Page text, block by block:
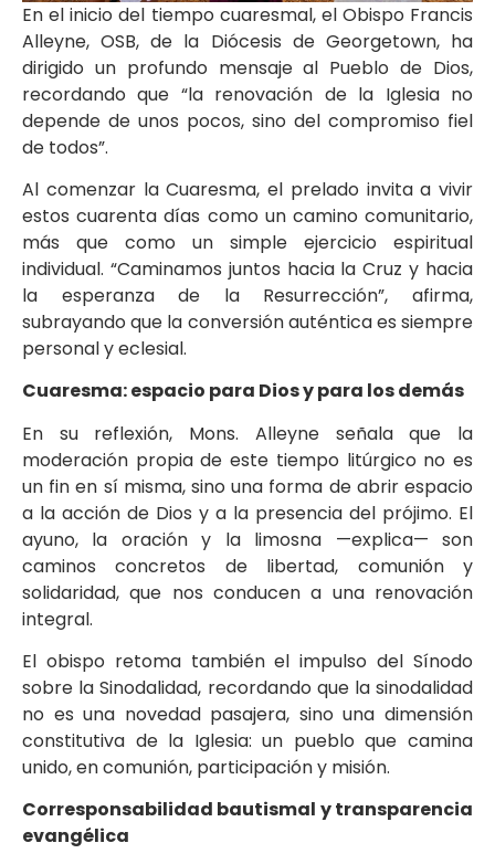
En el inicio del tiempo cuaresmal, el Obispo Francis
Alleyne, OSB, de la Diócesis de Georgetown, ha
dirigido un profundo mensaje al Pueblo de Dios,
recordando que “la renovación de la Iglesia no
depende de unos pocos, sino del compromiso fiel
de todos”.
Al comenzar la Cuaresma, el prelado invita a vivir
estos cuarenta días como un camino comunitario,
más que como un simple ejercicio espiritual
individual. “Caminamos juntos hacia la Cruz y hacia
la esperanza de la Resurrección”, afirma,
subrayando que la conversión auténtica es siempre
personal y eclesial.
Cuaresma: espacio para Dios y para los demás
En su reflexión, Mons. Alleyne señala que la
moderación propia de este tiempo litúrgico no es
un fin en sí misma, sino una forma de abrir espacio
a la acción de Dios y a la presencia del prójimo. El
ayuno, la oración y la limosna —explica— son
caminos concretos de libertad, comunión y
solidaridad, que nos conducen a una renovación
integral.
El obispo retoma también el impulso del Sínodo
sobre la Sinodalidad, recordando que la sinodalidad
no es una novedad pasajera, sino una dimensión
constitutiva de la Iglesia: un pueblo que camina
unido, en comunión, participación y misión.
Corresponsabilidad bautismal y transparencia
evangélica